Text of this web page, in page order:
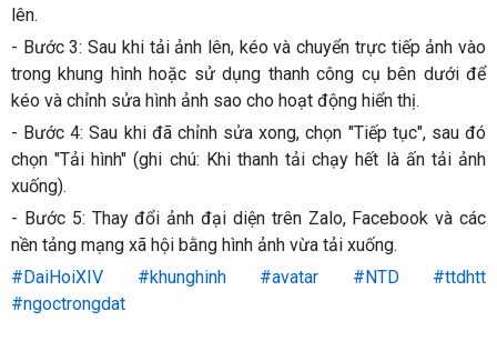
lên.
- Bước 3: Sau khi tải ảnh lên, kéo và chuyển trực tiếp ảnh vào
trong khung hình hoặc sử dụng thanh công cụ bên dưới để
kéo và chỉnh sửa hình ảnh sao cho hoạt động hiển thị.
- Bước 4: Sau khi đã chỉnh sửa xong, chọn "Tiếp tục", sau đó
chọn "Tải hình" (ghi chú: Khi thanh tải chạy hết là ấn tải ảnh
xuống).
- Bước 5: Thay đổi ảnh đại diện trên Zalo, Facebook và các
nền tảng mạng xã hội bằng hình ảnh vừa tải xuống.
#DaiHoiXIV
#khunghinh #avatar #NTD
#ttdhtt
#ngoctrongdat